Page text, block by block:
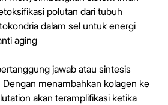
polutan dari tubuh
dalam sel untuk energi
aging
jawab atau sintesis
menambahkan kolagen ke
akan teramplifikasi ketika